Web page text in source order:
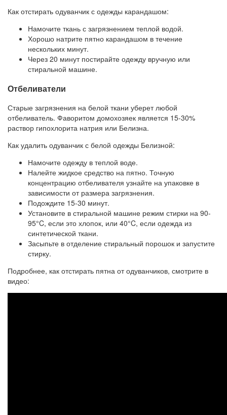
Как отстирать одуванчик с одежды карандашом:
Намочите ткань с загрязнением теплой водой.
Хорошо натрите пятно карандашом в течение
нескольких минут.
Через 20 минут постирайте одежду вручную или
стиральной машине.
Отбеливатели
Старые загрязнения на белой ткани уберет любой
отбеливатель. Фаворитом домохозяек является 15-30%
раствор гипохлорита натрия или Белизна.
Как удалить одуванчик с белой одежды Белизной:
Намочите одежду в теплой воде.
Налейте жидкое средство на пятно. Точную
концентрацию отбеливателя узнайте на упаковке в
зависимости от размера загрязнения.
Подождите 15-30 минут.
Установите в стиральной машине режим стирки на 90-
95°C, если это хлопок, или 40°C, если одежда из
синтетической ткани.
Засыпьте в отделение стиральный порошок и запустите
стирку.
Подробнее, как отстирать пятна от одуванчиков, смотрите в
видео: